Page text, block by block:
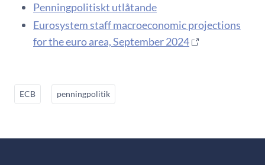
Penningpolitiskt utlåtande
Eurosystem staff macroeconomic projections
for the euro area, September 2024
ECB penningpolitik